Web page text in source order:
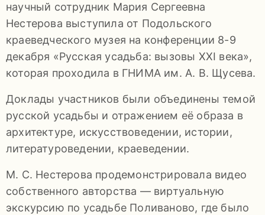
(4967)
55-
92-
34
Заявление
конфиденциальности
научный сотрудник Мария Сергеевна
Нестерова выступила от Подольского
краеведческого музея на конференции 8-9
декабря «Русская усадьба: вызовы XXI века»,
которая проходила в ГНИМА им. А. В. Щусева.
Доклады участников были объединены темой
русской усадьбы и отражением её образа в
архитектуре, искусствоведении, истории,
литературоведении, краеведении.
М. С. Нестерова продемонстрировала видео
собственного авторства — виртуальную
экскурсию по усадьбе Поливаново, где было